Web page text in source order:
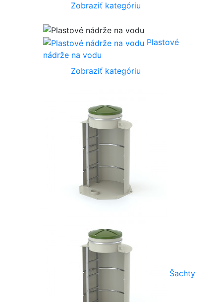
Zobraziť kategóriu
Plastové
nádrže na vodu
Zobraziť kategóriu
Šachty